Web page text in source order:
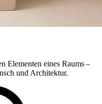
Elementen eines Raums –
und Architektur.